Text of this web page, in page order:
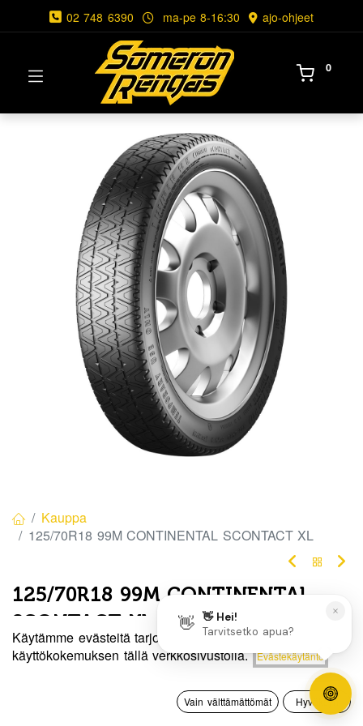
Hinta:
Lisää ostoskoriin
0
Toivelista Tili
02 748 6390 ma-pe 8-16:30 ajo-ohjeet
0
Kauppa
125/70R18 99M CONTINENTAL SCONTACT XL
125/70R18 99M CONTINENTAL
SCONTACT XL
EAN:4019238041354 Tuotekoodi:284669
Käytämme evästeitä tarjotaksemme sinulle paremman
käyttökokemuksen tällä verkkosivustolla.
Evästekäytäntö
Vain välttämättömät Hyväksyn